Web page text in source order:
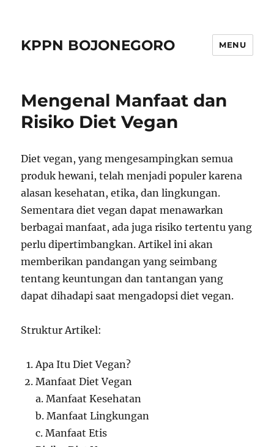
KPPN BOJONEGORO MENU
Mengenal Manfaat dan
Risiko Diet Vegan
Diet vegan, yang mengesampingkan semua
produk hewani, telah menjadi populer karena
alasan kesehatan, etika, dan lingkungan.
Sementara diet vegan dapat menawarkan
berbagai manfaat, ada juga risiko tertentu yang
perlu dipertimbangkan. Artikel ini akan
memberikan pandangan yang seimbang
tentang keuntungan dan tantangan yang
dapat dihadapi saat mengadopsi diet vegan.
Struktur Artikel:
Apa Itu Diet Vegan?
Manfaat Diet Vegan
a. Manfaat Kesehatan
b. Manfaat Lingkungan
c. Manfaat Etis